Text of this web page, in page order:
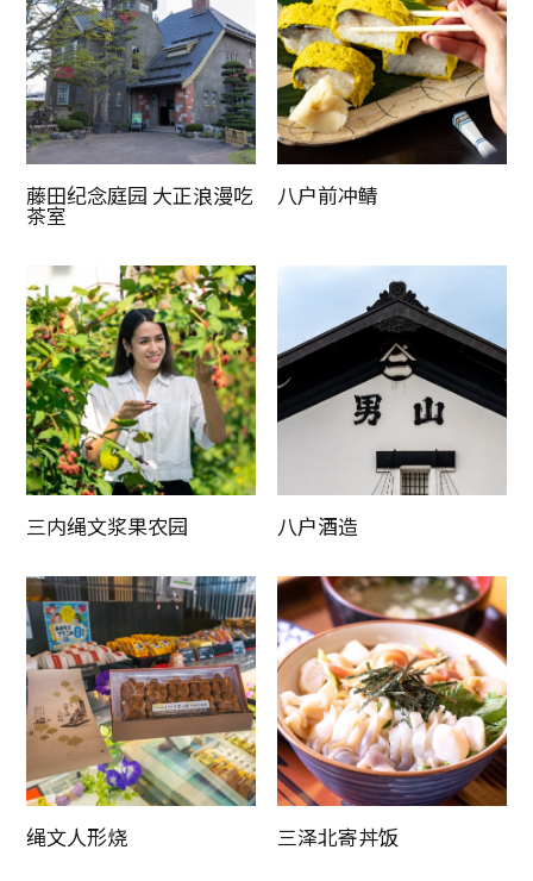
藤田纪念庭园 大正浪漫吃
茶室
八户前冲鲭
三内绳文浆果农园 八户酒造
绳文人形烧 三泽北寄丼饭
复制链接